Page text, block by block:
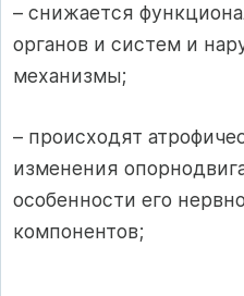
– снижается
органов и систем и
механизмы;
– происходят
изменения
особенности его
компонентов;